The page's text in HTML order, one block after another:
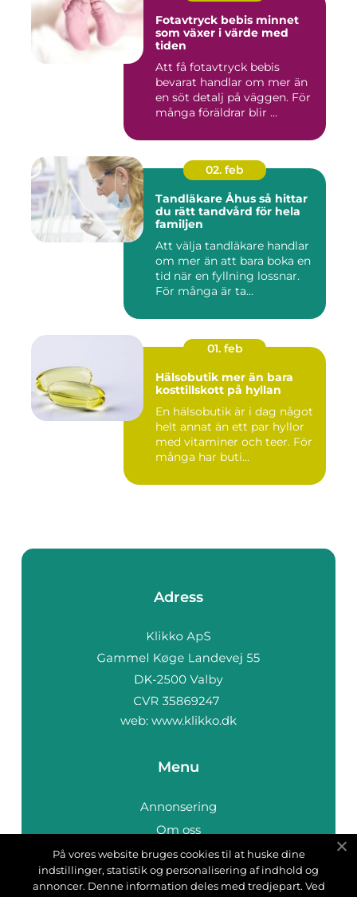
Fotavtryck bebis minnet
som växer i värde med
tiden
Att få fotavtryck bebis
bevarat handlar om mer än
en söt detalj på väggen. För
många föräldrar blir ...
02. feb
Tandläkare Åhus så hittar
du rätt tandvård för hela
familjen
Att välja tandläkare handlar
om mer än att bara boka en
tid när en fyllning lossnar.
För många är ta...
01. feb
Hälsobutik mer än bara
kosttillskott på hyllan
En hälsobutik är i dag något
helt annat än ett par hyllor
med vitaminer och teer. För
många har buti...
Adress
web: www.klikko.dk
Menu
Annonsering
Om oss
Cookies
Kontakta oss
På vores website bruges cookies til at huske dine
indstillinger, statistik og personalisering af indhold og
annoncer. Denne information deles med tredjepart. Ved